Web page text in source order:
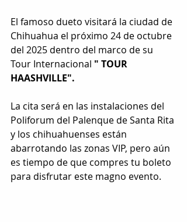
El famoso dueto visitará la ciudad de
Chihuahua el próximo 24 de octubre
del 2025 dentro del marco de su
Tour Internacional " TOUR
HAASHVILLE".
La cita será en las instalaciones del
Poliforum del Palenque de Santa Rita
y los chihuahuenses están
abarrotando las zonas VIP, pero aún
es tiempo de que compres tu boleto
para disfrutar este magno evento.